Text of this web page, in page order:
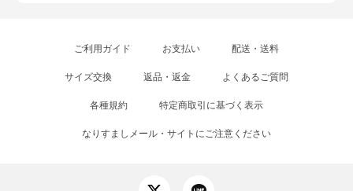
ご利用ガイド お支払い 配送・送料
サイズ交換 返品・返金 よくあるご質問
各種規約 特定商取引に基づく表示
なりすましメール・サイトにご注意ください